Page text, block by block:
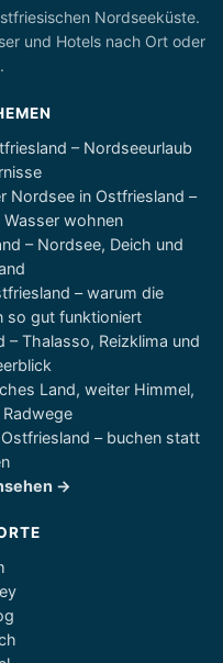
Nordseeküste.
und Hotels nach Ort oder
– Nordseeurlaub
Nordsee in Ostfriesland –
wohnen
– Nordsee, Deich und
– warum die
so gut funktioniert
– Thalasso, Reizklima und
Land, weiter Himmel,
– buchen statt
→